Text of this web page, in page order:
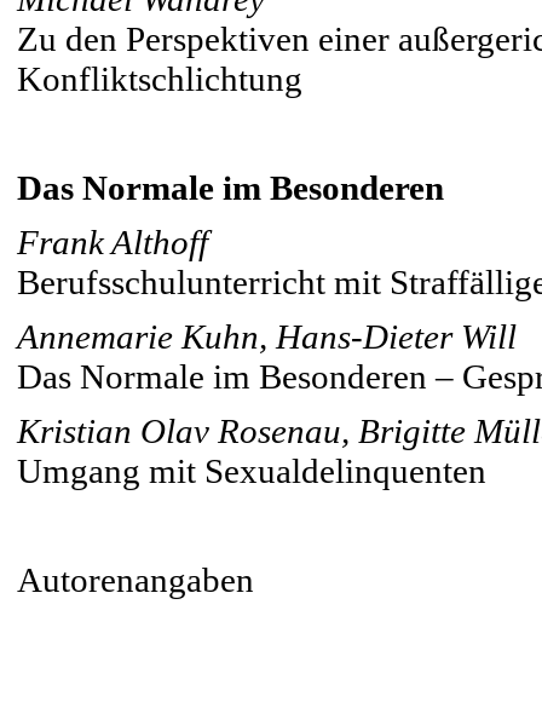
Zu den Perspektiven einer
Konfliktschlichtung
Das Normale im Besonderen
Frank Althoff
Berufsschulunterricht mit
Annemarie Kuhn, Hans-Dieter Will
Das Normale im Besonderen –
Kristian Olav Rosenau, Brigitte
Umgang mit Sexualdelinquenten
Autorenangaben